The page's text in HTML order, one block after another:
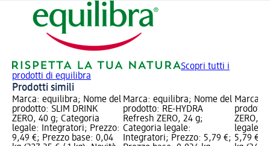
Scopri tutti i
prodotti di equilibra
Prodotti simili
Marca: equilibra; Nome del
prodotto: SLIM DRINK
ZERO, 40 g; Categoria
legale: Integratori; Prezzo:
9,49 €; Prezzo base: 0,04
Marca: equilibra; Nome del
prodotto: RE-HYDRA
Refresh ZERO, 24 g;
Categoria legale:
Integratori; Prezzo: 5,79 €;
Marca:
ZERO,
legale:
5,79 €;